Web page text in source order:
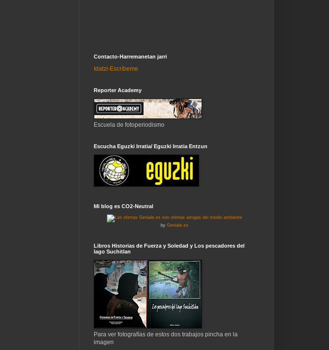
Contacto-Harremanetan jarri
Idatzi-Escríbeme
Reporter Academy
Escuela de fotoperiodismo
Escucha Eguzki Irratia/ Eguzki Irratia Entzun
Mi blog es CO2-Neutral
by Geniale.es
Libros Historias de Fuerza y Soledad y Los pescadores del
lago Suchitlan
Para ver fotografías de estos dos trabajos pincha en la
imagen